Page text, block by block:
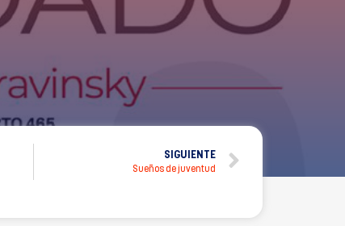
SIGUIENTE
Sueños de juventud